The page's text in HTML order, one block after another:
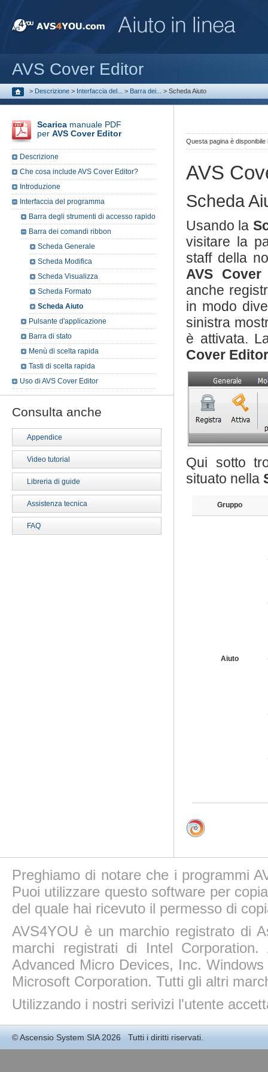
AVS Cover Editor
> Descrizione > Interfaccia del... > Barra dei... > Scheda Aiuto
Questa pagina è
AVS
Scheda
Usando la
visitare la
staff della
AVS Cover
anche
in modo
sinistra
è attivata.
Cover Editor
Qui sotto
situato nella
Gruppo
Aiuto
Scarica manuale PDF
per AVS Cover Editor
Descrizione
Che cosa include AVS Cover Editor?
Introduzione
Interfaccia del programma
Barra degli strumenti di accesso rapido
Barra dei comandi ribbon
Scheda Generale
Scheda Modifica
Scheda Visualizza
Scheda Formato
Scheda Aiuto
Pulsante d'applicazione
Barra di stato
Menù di scelta rapida
Tasti di scelta rapida
Uso di AVS Cover Editor
Consulta anche
Appendice
Video tutorial
Libreria di guide
Assistenza tecnica
FAQ
Preghiamo di notare che i programmi
Puoi utilizzare questo software per
del quale hai ricevuto il permesso di
AVS4YOU è un marchio registrato di
marchi registrati di Intel
Advanced Micro Devices, Inc.
Microsoft Corporation. Tutti gli altri
Utilizzando i nostri serivizi l'utente
©Ascensio System SIA2026 Tutti i diritti riservati.